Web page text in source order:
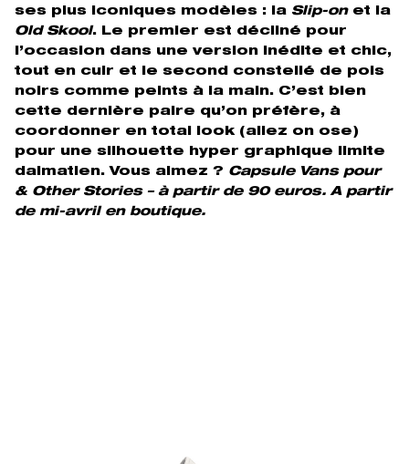
ses plus iconiques modèles : la Slip-onet la
Old Skool. Le premier est décliné pour
l’occasion dans une version inédite et chic,
tout en cuir et le second constellé de pois
noirs comme peints à la main. C’est bien
cette dernière paire qu’on préfère, à
coordonner en total look (allez on ose)
pour une silhouette hyper graphique limite
dalmatien. Vous aimez ? Capsule Vans pour
& Other Stories – à partir de 90 euros. A partir
de mi-avril en boutique.